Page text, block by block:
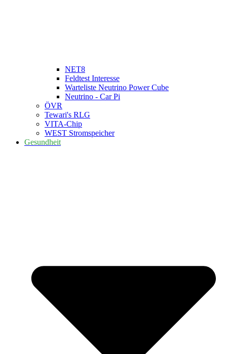
NET8
Feldtest Interesse
Warteliste Neutrino Power Cube
Neutrino - Car Pi
ÖVR
Tewari's RLG
VITA-Chip
WEST Stromspeicher
Gesundheit